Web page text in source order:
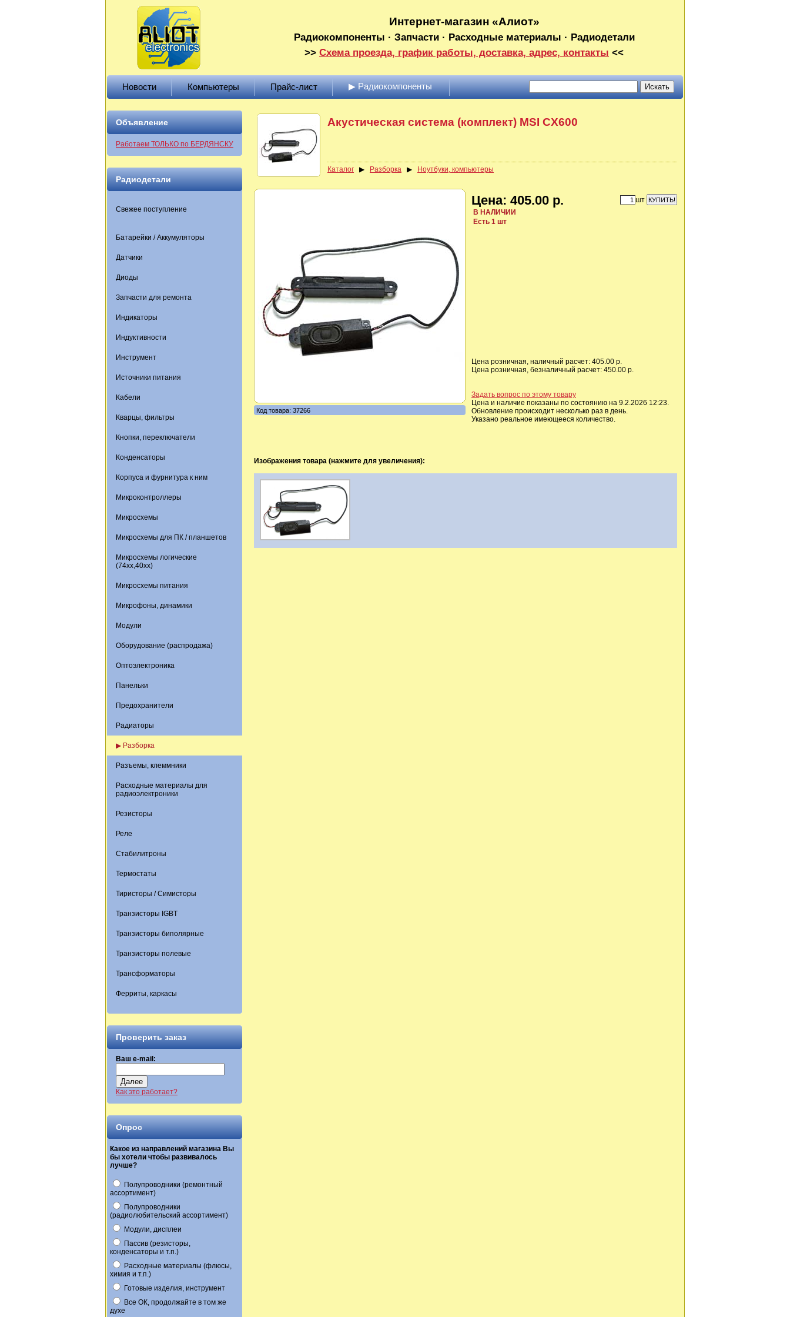
Интернет-магазин «Алиот»
Радиокомпоненты · Запчасти · Расходные материалы · Радиодетали
>> Схема проезда, график работы, доставка, адрес, контакты <<
Новости Компьютеры Прайс-лист ▶ Радиокомпоненты
Объявление
Работаем ТОЛЬКО по БЕРДЯНСКУ
Радиодетали
Свежее поступление
Батарейки / Аккумуляторы
Датчики
Диоды
Запчасти для ремонта
Индикаторы
Индуктивности
Инструмент
Источники питания
Кабели
Кварцы, фильтры
Кнопки, переключатели
Конденсаторы
Корпуса и фурнитура к ним
Микроконтроллеры
Микросхемы
Микросхемы для ПК / планшетов
Микросхемы логические
(74xx,40xx)
Микросхемы питания
Микрофоны, динамики
Модули
Оборудование (распродажа)
Оптоэлектроника
Панельки
Предохранители
Радиаторы
▶ Разборка
Разъемы, клеммники
Расходные материалы для
радиоэлектроники
Резисторы
Реле
Стабилитроны
Термостаты
Тиристоры / Симисторы
Транзисторы IGBT
Транзисторы биполярные
Транзисторы полевые
Трансформаторы
Ферриты, каркасы
Проверить заказ
Ваш e-mail:
Далее
Как это работает?
Опрос
Какое из направлений магазина Вы
бы хотели чтобы развивалось
лучше?
Полупроводники (ремонтный
ассортимент)
Полупроводники
(радиолюбительский ассортимент)
Модули, дисплеи
Пассив (резисторы,
конденсаторы и т.п.)
Расходные материалы (флюсы,
химия и т.п.)
Готовые изделия, инструмент
Все ОК, продолжайте в том же
духе
Акустическая система (комплект) MSI CX600
Каталог ▶ Разборка ▶ Ноутбуки, компьютеры
Код товара: 37266
Цена: 405.00 р.
В НАЛИЧИИ
Есть 1 шт
шт
Цена розничная, наличный расчет: 405.00 р.
Цена розничная, безналичный расчет: 450.00 р.
Задать вопрос по этому товару
Цена и наличие показаны по состоянию на 9.2.2026 12:23.
Обновление происходит несколько раз в день.
Указано реальное имеющееся количество.
Изображения товара (нажмите для увеличения):